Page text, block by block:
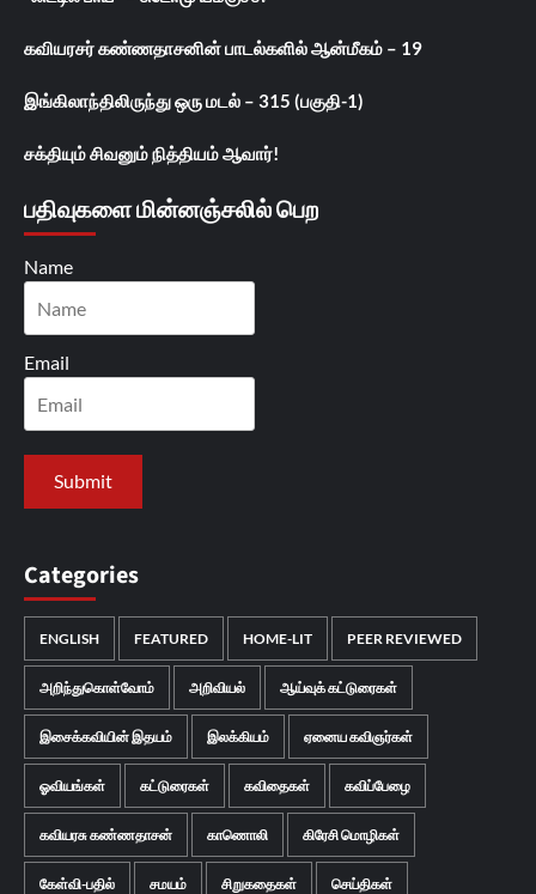
கவியரசர் கண்ணதாசனின் பாடல்களில் ஆன்மீகம் – 19
இங்கிலாந்திலிருந்து ஒரு மடல் – 315 (பகுதி-1)
சக்தியும் சிவனும் நித்தியம் ஆவார்!
பதிவுகளை மின்னஞ்சலில் பெற
Name
Email
Categories
ENGLISH FEATURED HOME-LIT PEER REVIEWED
அறிந்துகொள்வோம் அறிவியல் ஆய்வுக் கட்டுரைகள்
இசைக்கவியின் இதயம் இலக்கியம் ஏனைய கவிஞர்கள்
ஓவியங்கள் கட்டுரைகள் கவிதைகள் கவிப்பேழை
கவியரசு கண்ணதாசன் காணொலி கிரேசி மொழிகள்
கேள்வி-பதில் சமயம் சிறுகதைகள் செய்திகள்